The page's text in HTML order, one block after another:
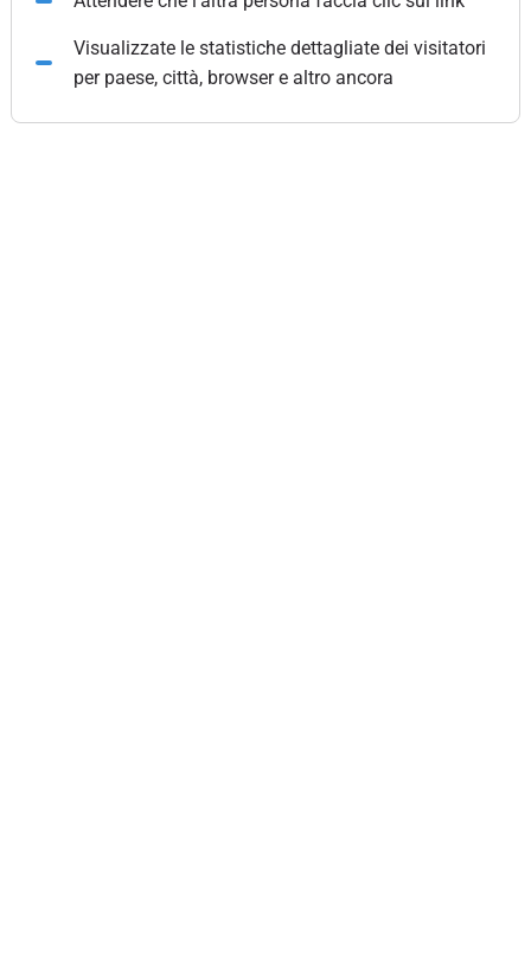
Visualizzate le statistiche dettagliate dei visitatori
per paese, città, browser e altro ancora